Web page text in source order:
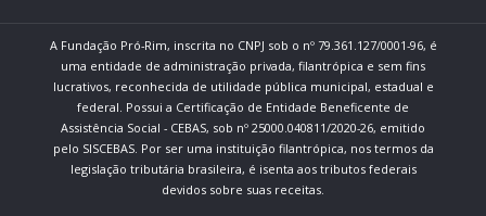
A Fundação Pró-Rim, inscrita no CNPJ sob o nº 79.361.127/0001-96, é
uma entidade de administração privada, filantrópica e sem fins
lucrativos, reconhecida de utilidade pública municipal, estadual e
federal. Possui a Certificação de Entidade Beneficente de
Assistência Social - CEBAS, sob nº 25000.040811/2020-26, emitido
pelo SISCEBAS. Por ser uma instituição filantrópica, nos termos da
legislação tributária brasileira, é isenta aos tributos federais
devidos sobre suas receitas.